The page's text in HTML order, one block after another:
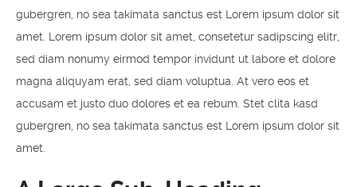
gubergren, no sea takimata sanctus est Lorem ipsum dolor sit
amet. Lorem ipsum dolor sit amet, consetetur sadipscing elitr,
sed diam nonumy eirmod tempor invidunt ut labore et dolore
magna aliquyam erat, sed diam voluptua. At vero eos et
accusam et justo duo dolores et ea rebum. Stet clita kasd
gubergren, no sea takimata sanctus est Lorem ipsum dolor sit
amet.